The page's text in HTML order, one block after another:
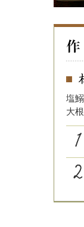
塩
大